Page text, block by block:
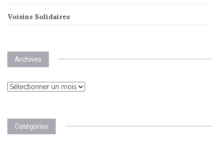
Voisins Solidaires
Archives
Archives
Catégories